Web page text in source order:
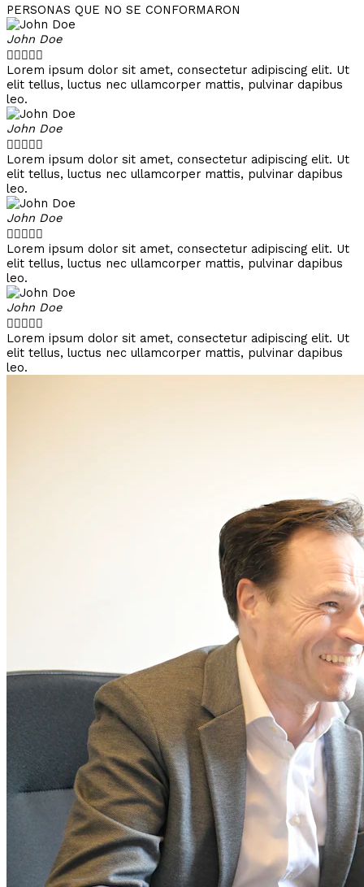
PERSONAS QUE NO SE CONFORMARON
John Doe

Lorem ipsum dolor sit amet, consectetur adipiscing elit. Ut
elit tellus, luctus nec ullamcorper mattis, pulvinar dapibus
leo.
John Doe

Lorem ipsum dolor sit amet, consectetur adipiscing elit. Ut
elit tellus, luctus nec ullamcorper mattis, pulvinar dapibus
leo.
John Doe

Lorem ipsum dolor sit amet, consectetur adipiscing elit. Ut
elit tellus, luctus nec ullamcorper mattis, pulvinar dapibus
leo.
John Doe

Lorem ipsum dolor sit amet, consectetur adipiscing elit. Ut
elit tellus, luctus nec ullamcorper mattis, pulvinar dapibus
leo.